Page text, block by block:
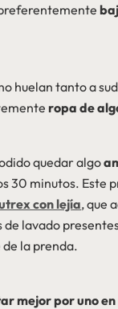
huelan tanto a
ropa de
quedar algo
30 minutos. Este
con lejía, que
lavado
la prenda.
mejor por uno